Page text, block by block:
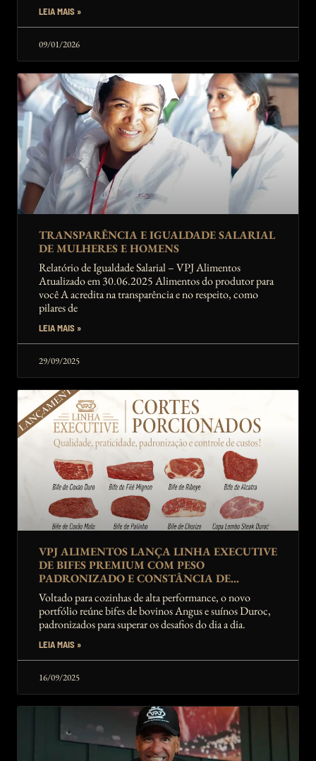
LEIA MAIS »
09/01/2026
TRANSPARÊNCIA E IGUALDADE SALARIAL
DE MULHERES E HOMENS
Relatório de Igualdade Salarial – VPJ Alimentos
Atualizado em 30.06.2025 Alimentos do produtor para
você A acredita na transparência e no respeito, como
pilares de
LEIA MAIS »
29/09/2025
VPJ ALIMENTOS LANÇA LINHA EXECUTIVE
DE BIFES PREMIUM COM PESO
PADRONIZADO E CONSTÂNCIA DE
ENTREGA GARANTIDOS AO FOODSERVICE
365 DIAS DO ANO
Voltado para cozinhas de alta performance, o novo
portfólio reúne bifes de bovinos Angus e suínos Duroc,
padronizados para superar os desafios do dia a dia.
LEIA MAIS »
16/09/2025